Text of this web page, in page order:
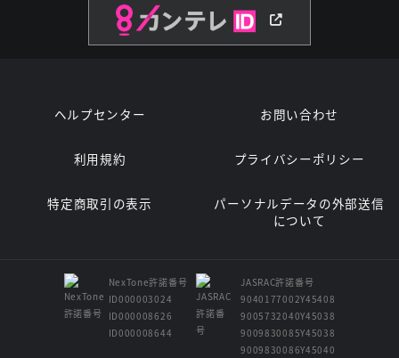
ヘルプセンター お問い合わせ
利用規約 プライバシーポリシー
特定商取引の表示
パーソナルデータの外部送信
について
NexTone許諾番号
ID000003024
ID000008626
ID000008644
JASRAC許諾番号
9040177002Y45408
9005732040Y45038
9009830085Y45038
9009830086Y45040